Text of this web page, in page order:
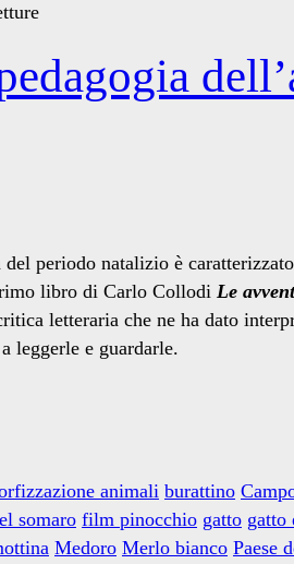
del periodo natalizio è
libro di Carlo Collodi Le
letteraria che ne ha dato
leggerle e guardarle.
animali burattino
somaro film pinocchio gatto gatto
Medoro Merlo bianco Paese